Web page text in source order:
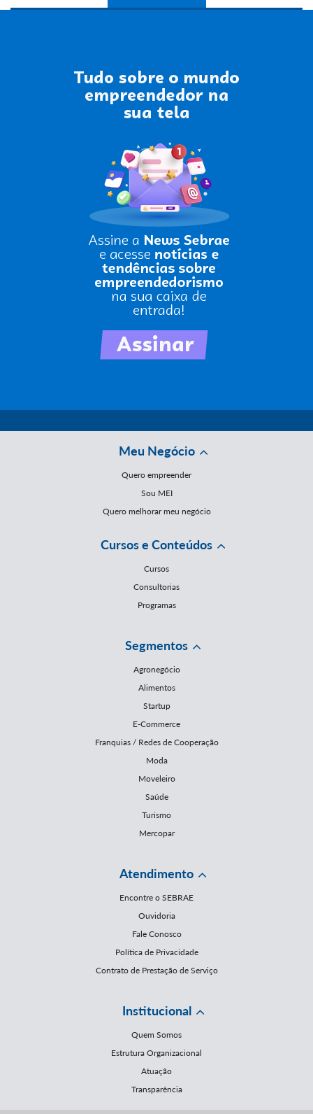
Meu Negócio
Quero empreender
Sou MEI
Quero melhorar meu negócio
Cursos e Conteúdos
Cursos
Consultorias
Programas
Segmentos
Agronegócio
Alimentos
Startup
E-Commerce
Franquias / Redes de Cooperação
Moda
Moveleiro
Saúde
Turismo
Mercopar
Atendimento
Encontre o SEBRAE
Ouvidoria
Fale Conosco
Política de Privacidade
Contrato de Prestação de Serviço
Institucional
Quem Somos
Estrutura Organizacional
Atuação
Transparência